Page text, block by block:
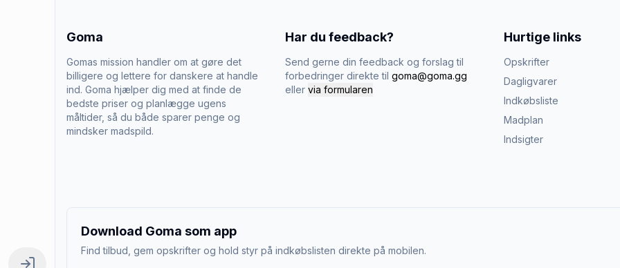
Goma
Gomas mission handler om at gøre det
billigere og lettere for danskere at handle
ind. Goma hjælper dig med at finde de
bedste priser og planlægge ugens
måltider, så du både sparer penge og
mindsker madspild.
Har du feedback?
Send gerne din feedback og forslag til
forbedringer direkte til goma@goma.gg
eller via formularen
Hurtige links
Opskrifter
Dagligvarer
Indkøbsliste
Madplan
Indsigter
Download Goma som app
Find tilbud, gem opskrifter og hold styr på indkøbslisten direkte på mobilen.